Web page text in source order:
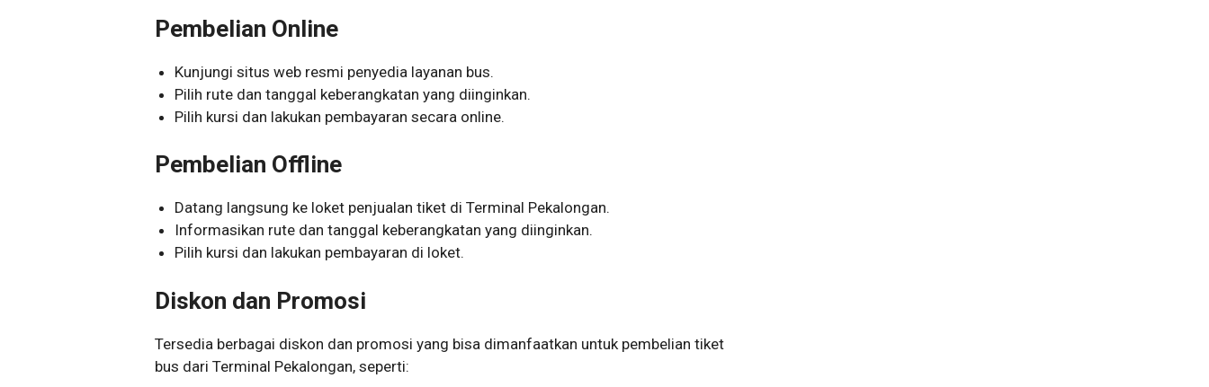
Pembelian Online
Kunjungi situs web resmi penyedia layanan bus.
Pilih rute dan tanggal keberangkatan yang diinginkan.
Pilih kursi dan lakukan pembayaran secara online.
Pembelian Offline
Datang langsung ke loket penjualan tiket di Terminal Pekalongan.
Informasikan rute dan tanggal keberangkatan yang diinginkan.
Pilih kursi dan lakukan pembayaran di loket.
Diskon dan Promosi
Tersedia berbagai diskon dan promosi yang bisa dimanfaatkan untuk pembelian tiket
bus dari Terminal Pekalongan, seperti: